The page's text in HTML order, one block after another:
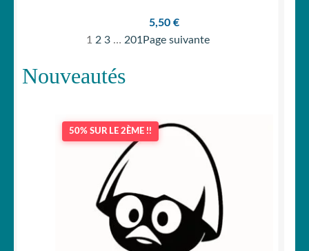
5,50 €
1 2 3 … 201 Page suivante
Nouveautés
50% SUR LE 2ÈME !!